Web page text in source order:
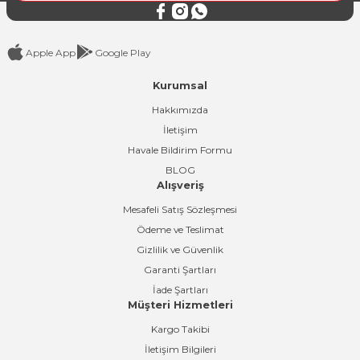
Apple App Google Play
Kurumsal
Hakkımızda
İletişim
Havale Bildirim Formu
BLOG
Alışveriş
Mesafeli Satış Sözleşmesi
Ödeme ve Teslimat
Gizlilik ve Güvenlik
Garanti Şartları
İade Şartları
Müşteri Hizmetleri
Kargo Takibi
İletişim Bilgileri